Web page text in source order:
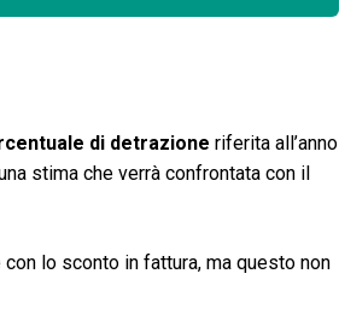
di detrazione riferita all’anno
stima che verrà confrontata con il
lo sconto in fattura, ma questo non